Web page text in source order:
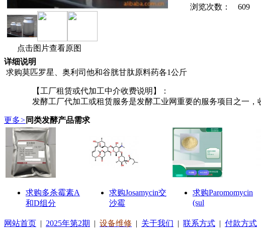
点击图片查看原图
浏览次数： 609
详细说明
求购莫匹罗星、奥利司他和谷胱甘肽原料药各1公斤
【工厂租赁或代加工中介收费说明】：
发酵工厂代加工或租赁服务是发酵工业网重要的服务项目之一，
更多> 同类发酵产品需求
求购多杀霉素A
和D组分
求购Josamycin交
沙霉
求购Paromomycin
(sul
网站首页 | 2025年第2期 | 设备维修 | 关于我们 | 联系方式 | 付款方式